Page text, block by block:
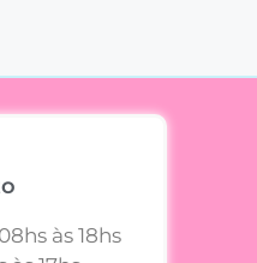
às 18hs